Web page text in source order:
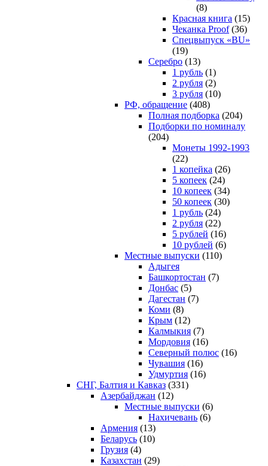
(8)
Красная книга (15)
Чеканка Proof(36)
Спецвыпуск «BU»
(19)
Серебро (13)
1 рубль (1)
2 рубля (2)
3 рубля (10)
РФ, обращение (408)
Полная подборка (204)
Подборки по номиналу
(204)
Монеты 1992-1993
(22)
1 копейка (26)
5 копеек (24)
10 копеек (34)
50 копеек (30)
1 рубль (24)
2 рубля (22)
5 рублей (16)
10 рублей (6)
Местные выпуски (110)
Адыгея
Башкортостан (7)
Донбас (5)
Дагестан (7)
Коми (8)
Крым (12)
Калмыкия (7)
Мордовия (16)
Северный полюс (16)
Чувашия (16)
Удмуртия (16)
СНГ, Балтия и Кавказ (331)
Азербайджан (12)
Местные выпуски (6)
Нахичевань (6)
Армения (13)
Беларусь (10)
Грузия (4)
Казахстан (29)